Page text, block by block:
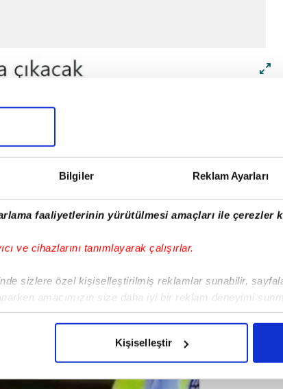
Bilgiler Reklam Ayarları
faaliyetlerinin yürütülmesi amaçları ile çerezler
ve cihazlarını tanımlayarak çalışırlar.
sizlere özel kişiselleştirilmiş reklamlar sunabilir,
amacımızın size daha iyi bir reklam deneyimi
gelen çabayı gösterdiğimizi ve bu noktada,
izin vermedikleri takdirde, kullanıcılara hedefli
Kişiselleştir